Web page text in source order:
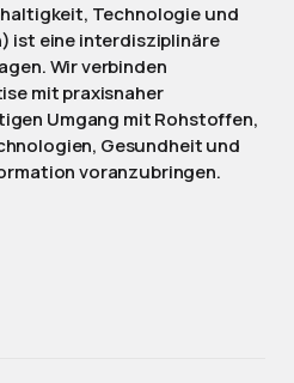
Technologie und
ist eine interdisziplinäre
Wir verbinden
mit praxisnaher
Umgang mit Rohstoffen,
Gesundheit und
voranzubringen.